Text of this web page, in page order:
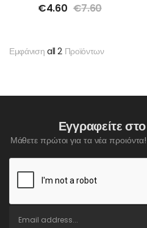
€4.60 €7.60
Εμφάνιση all 2 Προϊόντων
Εγγραφείτε
Μάθετε πρώτοι για τα νέα